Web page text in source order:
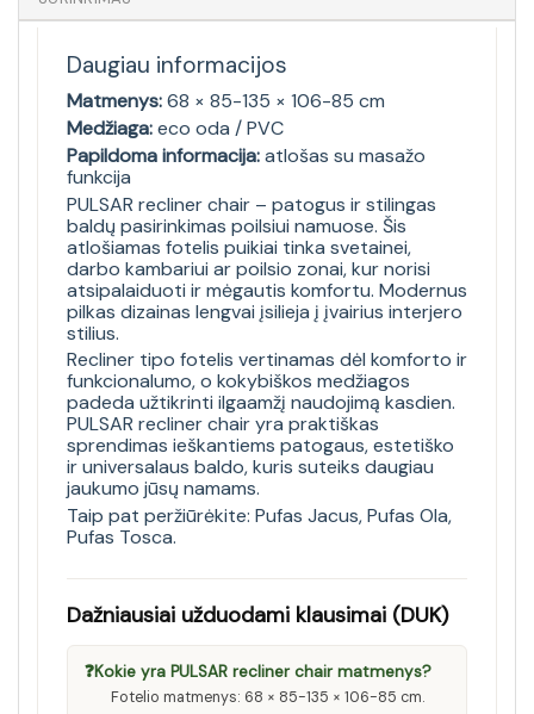
Daugiau informacijos
Matmenys:68 × 85-135 × 106-85 cm
Medžiaga:eco oda / PVC
Papildoma informacija:atlošas su masažo
funkcija
PULSAR recliner chair – patogus ir stilingas
baldų pasirinkimas poilsiui namuose. Šis
atlošiamas fotelis puikiai tinka svetainei,
darbo kambariui ar poilsio zonai, kur norisi
atsipalaiduoti ir mėgautis komfortu. Modernus
pilkas dizainas lengvai įsilieja į įvairius interjero
stilius.
Recliner tipo fotelis vertinamas dėl komforto ir
funkcionalumo, o kokybiškos medžiagos
padeda užtikrinti ilgaamžį naudojimą kasdien.
PULSAR recliner chair yra praktiškas
sprendimas ieškantiems patogaus, estetiško
ir universalaus baldo, kuris suteiks daugiau
jaukumo jūsų namams.
Taip pat peržiūrėkite: Pufas Jacus,Pufas Ola,
Pufas Tosca.
Dažniausiai užduodami klausimai (DUK)
❓Kokie yra PULSAR recliner chair matmenys?
Fotelio matmenys: 68 × 85-135 × 106-85 cm.